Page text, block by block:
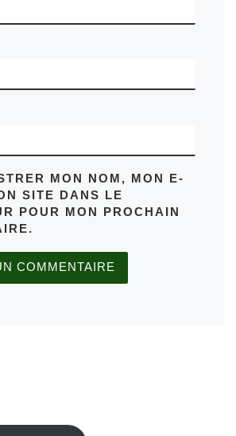
MON NOM, MON E-
SITE DANS LE
POUR MON PROCHAIN